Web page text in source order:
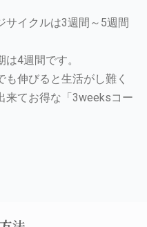
サイクルは3週間～5週間
4週間です。
伸びると生活がし難く
来てお得な「3weeksコー